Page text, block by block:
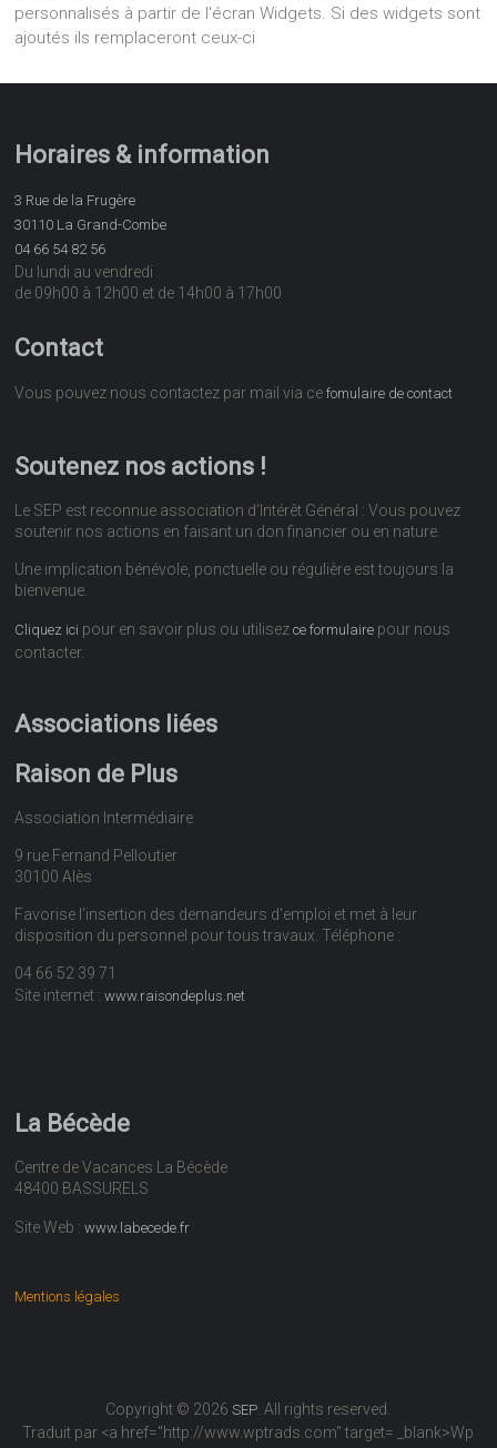
personnalisés à partir de l'écran Widgets. Si des widgets sont
ajoutés ils remplaceront ceux-ci
Horaires & information
3 Rue de la Frugère
30110 La Grand-Combe
04 66 54 82 56
Du lundi au vendredi
de 09h00 à 12h00 et de 14h00 à 17h00
Contact
Vous pouvez nous contactez par mail via cefomulaire de contact
Soutenez nos actions !
Le SEP est reconnue association d’Intérêt Général : Vous pouvez
soutenir nos actions en faisant un don financier ou en nature.
Une implication bénévole, ponctuelle ou régulière est toujours la
bienvenue.
Cliquez ici pour en savoir plus ou utilisezce formulaire pour nous
contacter.
Associations liées
Raison de Plus
Association Intermédiaire
9 rue Fernand Pelloutier
30100 Alès
Favorise l'insertion des demandeurs d'emploi et met à leur
disposition du personnel pour tous travaux. Téléphone :
04 66 52 39 71
Site internet :www.raisondeplus.net
La Bécède
Centre de Vacances La Bécède
48400 BASSURELS
Site Web :www.labecede.fr
Mentions légales
Copyright © 2026SEP . All rights reserved.
Traduit par <a href="http://www.wptrads.com" target= _blank>Wp